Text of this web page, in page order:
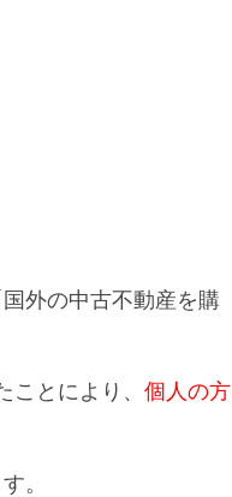
国外の中古不動産を購
とにより、 個人の方
。